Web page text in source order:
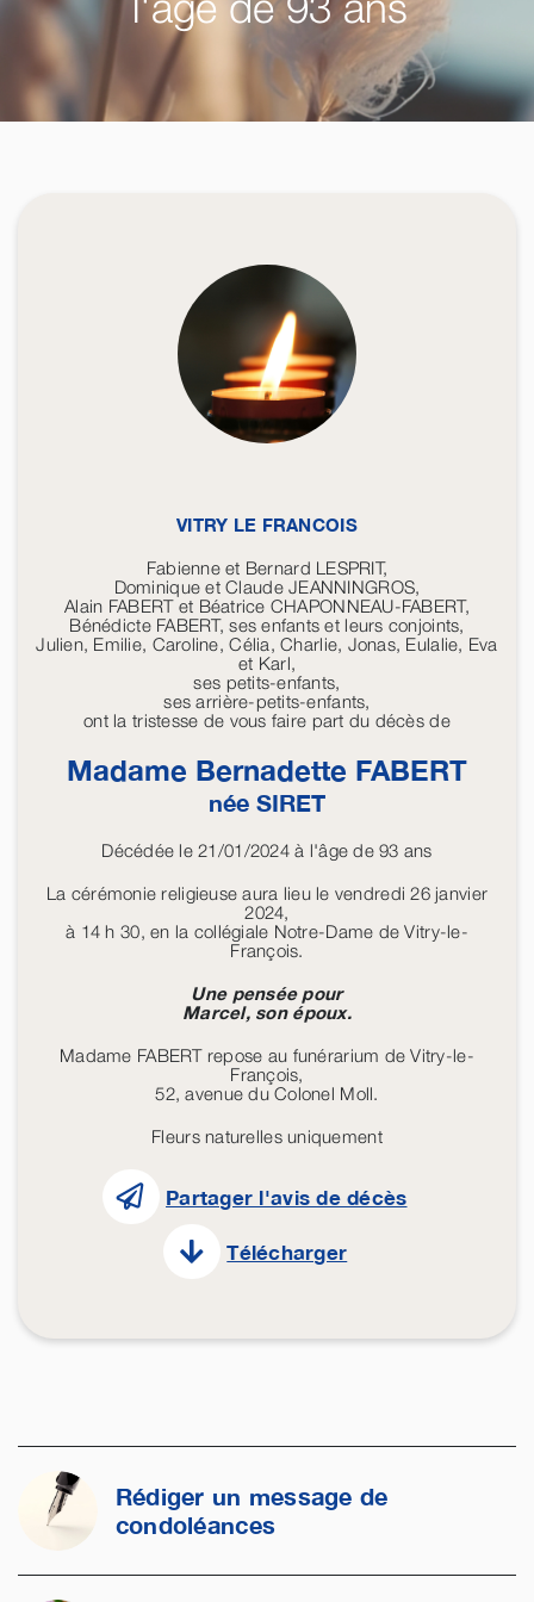
VITRY LE FRANCOIS
Fabienne et Bernard LESPRIT,
Dominique et Claude JEANNINGROS,
Alain FABERT et Béatrice CHAPONNEAU-FABERT,
Bénédicte FABERT, ses enfants et leurs conjoints,
Julien, Emilie, Caroline, Célia, Charlie, Jonas, Eulalie, Eva
et Karl,
ses petits-enfants,
ses arrière-petits-enfants,
ont la tristesse de vous faire part du décès de
Madame Bernadette FABERT
née SIRET
Décédée le 21/01/2024 à l'âge de 93 ans
La cérémonie religieuse aura lieu le vendredi 26 janvier
2024,
à 14 h 30, en la collégiale Notre-Dame de Vitry-le-
François.
Une pensée pour
Marcel, son époux.
Madame FABERT repose au funérarium de Vitry-le-
François,
52, avenue du Colonel Moll.
Fleurs naturelles uniquement
Partager l'avis de décès
Télécharger
Rédiger un message de
condoléances